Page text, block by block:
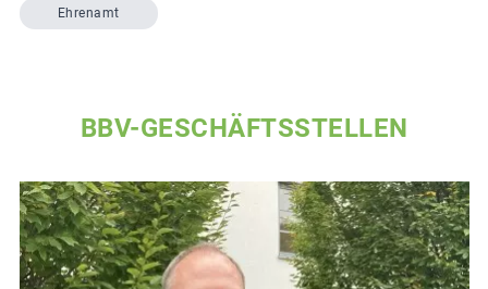
Ehrenamt
BBV-GESCHÄFTSSTELLEN